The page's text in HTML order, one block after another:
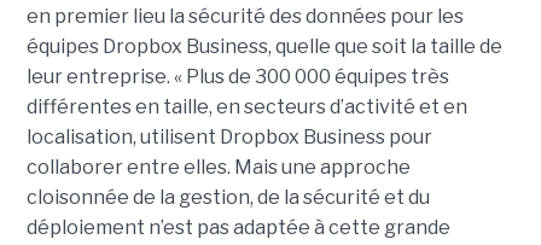
en premier lieu la sécurité des données pour les
équipes Dropbox Business, quelle que soit la taille de
leur entreprise. « Plus de 300 000 équipes très
différentes en taille, en secteurs d’activité et en
localisation, utilisent Dropbox Business pour
collaborer entre elles. Mais une approche
cloisonnée de la gestion, de la sécurité et du
déploiement n’est pas adaptée à cette grande